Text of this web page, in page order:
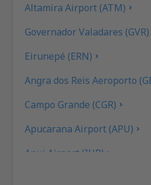
Altamira Airport (ATM)
Governador Valadares (GVR)
Eirunepé (ERN)
Angra dos Reis Aeroporto
Campo Grande (CGR)
Apucarana Airport (APU)
Apui Airport (IUP)